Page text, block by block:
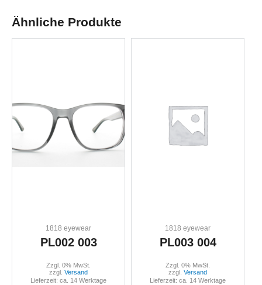
Ähnliche Produkte
1818 eyewear
PL002 003
Zzgl. 0% MwSt.
zzgl. Versand
Lieferzeit: ca. 14 Werktage
1818 eyewear
PL003 004
Zzgl. 0% MwSt.
zzgl. Versand
Lieferzeit: ca. 14 Werktage